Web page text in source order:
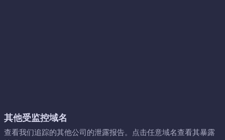
其他受监控域名
查看我们追踪的其他公司的泄露报告。点击任意域名查看其暴露